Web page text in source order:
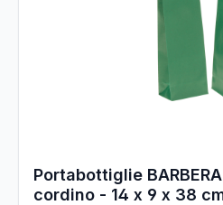
Portabottiglie
cordino - 14 x 9 x 38